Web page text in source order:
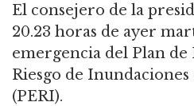
El consejero de la
20.23 horas de ayer
emergencia del Plan
Riesgo de
(PERI).